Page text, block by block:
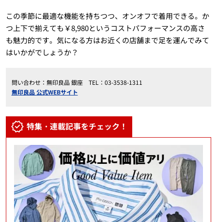
この季節に最適な機能を持ちつつ、オンオフで着用できる。か
つ上下で揃えても￥8,980というコストパフォーマンスの高さ
も魅力的です。気になる方はお近くの店舗まで足を運んでみて
はいかがでしょうか？
問い合わせ：無印良品 銀座 TEL：03-3538-1311
無印良品 公式WEBサイト
特集・連載記事をチェック！